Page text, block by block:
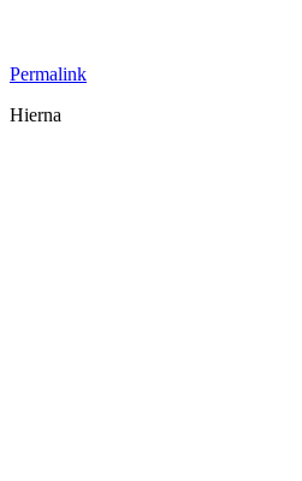
Permalink
Hierna